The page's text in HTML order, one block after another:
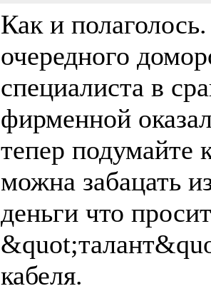
Как и
очередного
специалиста в
фирменной
тепер подумайте
можна забацать
деньги что
кабеля.